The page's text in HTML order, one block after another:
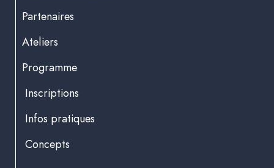
Partenaires
Ateliers
Programme
Inscriptions
Infos pratiques
Concepts